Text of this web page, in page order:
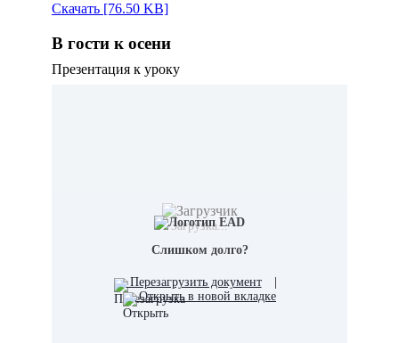
Скачать [76.50 KB]
В гости к осени
Презентация к уроку
Загрузка...
Слишком долго?
Перезагрузить документ
Открыть в новой вкладке